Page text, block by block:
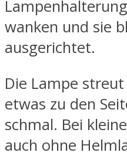
wanken und sie
ausgerichtet.
Die Lampe
etwas zu den
schmal. Bei
auch ohne